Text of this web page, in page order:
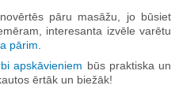
pāru masāžu, jo būsiet
interesanta izvēle varētu
pārim
apskāvieniem būs praktiska un
ērtāk un biežāk!